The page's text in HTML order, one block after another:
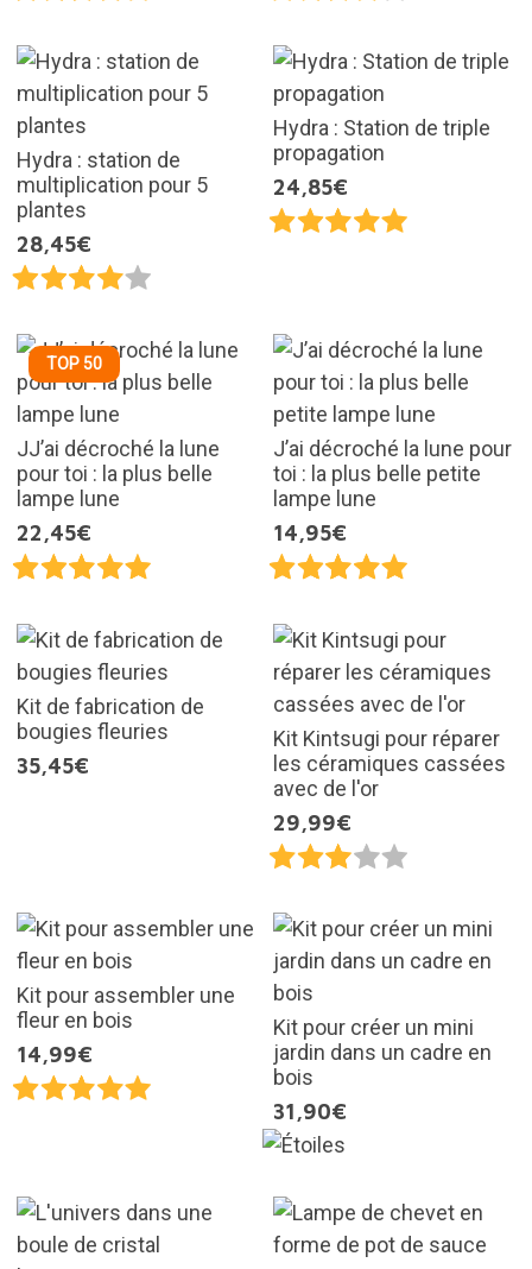
Hydra : station de
multiplication pour 5
plantes
28,45€
Hydra : Station de triple
propagation
24,85€
TOP 50
JJ’ai décroché la lune
pour toi : la plus belle
lampe lune
22,45€
J’ai décroché la lune pour
toi : la plus belle petite
lampe lune
14,95€
Kit de fabrication de
bougies fleuries
35,45€
Kit Kintsugi pour réparer
les céramiques cassées
avec de l'or
29,99€
Kit pour assembler une
fleur en bois
14,99€
Kit pour créer un mini
jardin dans un cadre en
bois
31,90€